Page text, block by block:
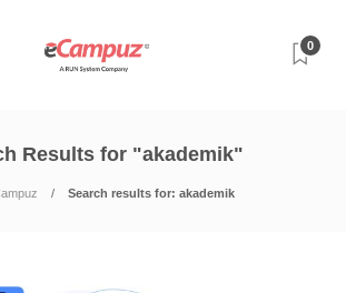
0
Results for "akademik"
Search results for: akademik